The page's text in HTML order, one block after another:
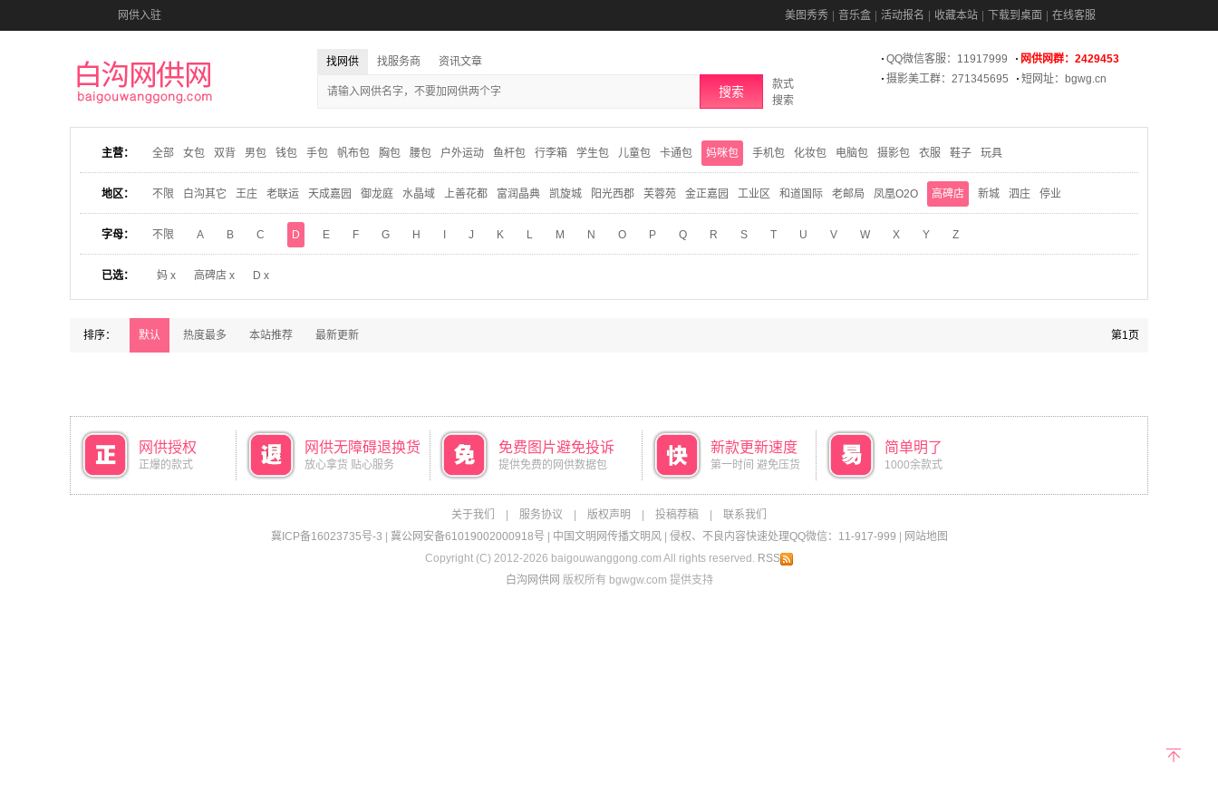
网供入驻 美图秀秀 音乐盒 活动报名 收藏本站 下载到桌面 在线客服
找网供 找服务商 资讯文章
搜索
款式
搜索
QQ微信客服：11917999
网供网群：2429453
摄影美工群：271345695
短网址：bgwg.cn
主营： 全部 女包 双背 男包 钱包 手包 帆布包 胸包 腰包 户外运动 鱼杆包 行李箱 学生包 儿童包 卡通包 妈咪包 手机包 化妆包 电脑包 摄影包 衣服 鞋子 玩具
地区： 不限 白沟其它 王庄 老联运 天成嘉园 御龙庭 水晶域 上善花都 富润晶典 凯旋城 阳光西郡 芙蓉苑 金正嘉园 工业区 和道国际 老邮局 凤凰O2O 高碑店 新城 泗庄 停业
字母： 不限 A B C D E F G H J K L M N O P Q R S T U V W X Y Z
已选： 妈 x 高碑店 x D x
排序： 默认 热度最多 本站推荐 最新更新 第1页
网供授权
正爆的款式
网供无障碍退换货
放心拿货 贴心服务
免费图片避免投诉
提供免费的网供数据包
新款更新速度
第一时间 避免压货
简单明了
1000余款式
关于我们 服务协议 版权声明 投稿荐稿
联系我们
冀ICP备16023735号-3
冀公网安备61019002000918号 中国文明网传播文明风| 侵权、不良内容快速处理QQ微信：11-917-999
网站地图
Copyright (C) 2012-2026 baigouwanggong.com All rights reserved. RSS
白沟网供网 版权所有 bgwgw.com 提供支持